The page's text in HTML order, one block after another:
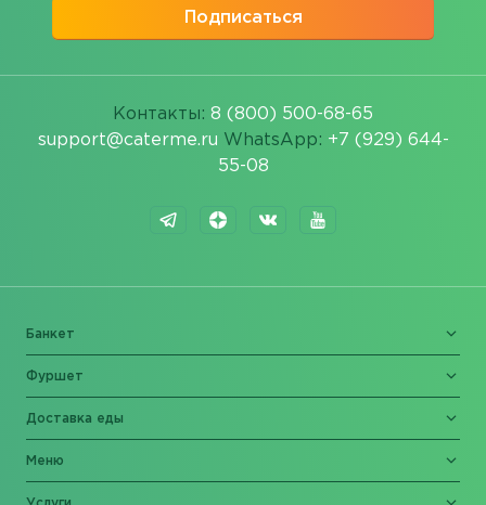
Подписаться
Контакты: 8 (800) 500-68-65
support@caterme.ru WhatsApp: +7 (929) 644-
55-08
Банкет
Фуршет
Доставка еды
Меню